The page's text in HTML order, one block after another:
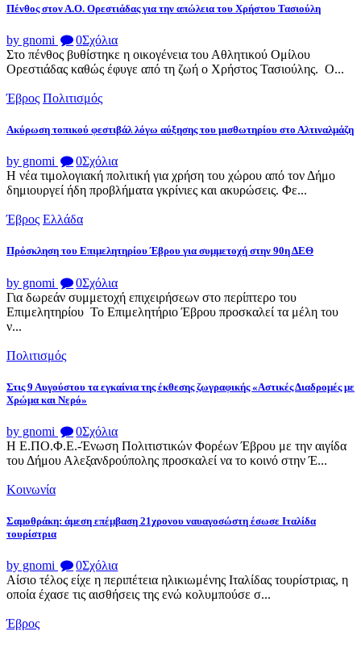
Πένθος στον Α.Ο. Ορεστιάδας για την απώλεια του Χρήστου Τασιούλη
by gnomi 0Σχόλια
Στο πένθος βυθίστηκε η οικογένεια του Αθλητικού Ομίλου
Ορεστιάδας καθώς έφυγε από τη ζωή ο Χρήστος Τασιούλης. Ο...
Έβρος Πολιτισμός
Ακύρωση τοπικού φεστιβάλ λόγω αύξησης του μισθωτηρίου στο Αλτιναλμάζη
by gnomi 0Σχόλια
Η νέα τιμολογιακή πολιτική για χρήση του χώρου από τον Δήμο
δημιουργεί ήδη προβλήματα γκρίνιες και ακυρώσεις. Φε...
Έβρος Ελλάδα
Πρόσκληση του Επιμελητηρίου Έβρου για συμμετοχή στην 90η ΔΕΘ
by gnomi 0Σχόλια
Για δωρεάν συμμετοχή επιχειρήσεων στο περίπτερο του
Επιμελητηρίου Το Επιμελητήριο Έβρου προσκαλεί τα μέλη του
ν...
Πολιτισμός
Στις 9 Αυγούστου τα εγκαίνια της έκθεσης ζωγραφικής «Αστικές Διαδρομές με
Χρώμα και Νερό»
by gnomi 0Σχόλια
Η Ε.ΠΟ.Φ.Ε.-Ένωση Πολιτιστικών Φορέων Έβρου με την αιγίδα
του Δήμου Αλεξανδρούπολης προσκαλεί να το κοινό στην Έ...
Κοινωνία
Σαμοθράκη: άμεση επέμβαση 21χρονου ναυαγοσώστη έσωσε Ιταλίδα
τουρίστρια
by gnomi 0Σχόλια
Αίσιο τέλος είχε η περιπέτεια ηλικιωμένης Ιταλίδας τουρίστριας, η
οποία έχασε τις αισθήσεις της ενώ κολυμπούσε σ...
Έβρος